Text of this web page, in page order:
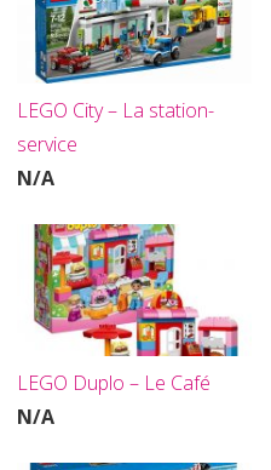
LEGO City – La station-
service
N/A
LEGO Duplo – Le Café
N/A